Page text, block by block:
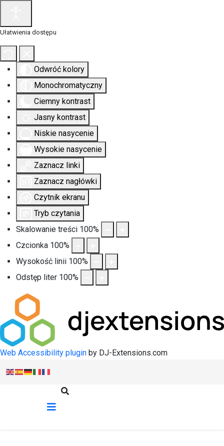
Ułatwienia dostępu
Odwróć kolory
Monochromatyczny
Ciemny kontrast
Jasny kontrast
Niskie nasycenie
Wysokie nasycenie
Zaznacz linki
Zaznacz nagłówki
Czytnik ekranu
Tryb czytania
Skalowanie treści 100%
Czcionka 100%
Wysokość linii 100%
Odstęp liter 100%
Web Accessibility plugin by DJ-Extensions.com